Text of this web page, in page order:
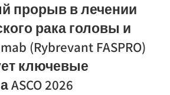
прорыв в лечении
рака головы и
(Rybrevant FASPRO)
ключевые
2026